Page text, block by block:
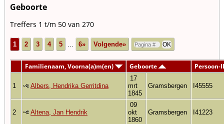
Geboorte
Treffers 1 t/m 50 van 270
1 2 3 4 5 6» Volgende»
Familienaam, Voorna(a)m(en) Geboorte Persoon-
1 Albers, Hendrika Gerritdina
17
mrt
1845
Gramsbergen I45555
2 Altena, Jan Hendrik
09
okt
1860
Gramsbergen I41223